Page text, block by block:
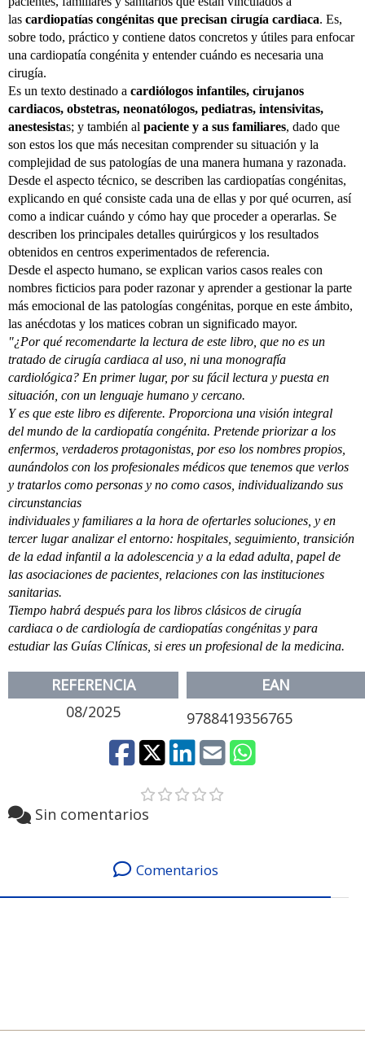
las cardiopatías congénitas que precisan cirugía cardiaca. Es,
sobre todo, práctico y contiene datos concretos y útiles para enfocar
una cardiopatía congénita y entender cuándo es necesaria una
cirugía.
Es un texto destinado a cardiólogos infantiles, cirujanos
cardiacos, obstetras, neonatólogos, pediatras, intensivitas,
anestesistas; y también al paciente y a sus familiares, dado que
son estos los que más necesitan comprender su situación y la
complejidad de sus patologías de una manera humana y razonada.
Desde el aspecto técnico, se describen las cardiopatías congénitas,
explicando en qué consiste cada una de ellas y por qué ocurren, así
como a indicar cuándo y cómo hay que proceder a operarlas. Se
describen los principales detalles quirúrgicos y los resultados
obtenidos en centros experimentados de referencia.
Desde el aspecto humano, se explican varios casos reales con
nombres ficticios para poder razonar y aprender a gestionar la parte
más emocional de las patologías congénitas, porque en este ámbito,
las anécdotas y los matices cobran un significado mayor.
"¿Por qué recomendarte la lectura de este libro, que no es un
tratado de cirugía cardiaca al uso, ni una monografía
cardiológica? En primer lugar, por su fácil lectura y puesta en
situación, con un lenguaje humano y cercano.
Y es que este libro es diferente. Proporciona una visión integral
del mundo de la cardiopatía congénita. Pretende priorizar a los
enfermos, verdaderos protagonistas, por eso los nombres propios,
aunándolos con los profesionales médicos que tenemos que verlos
y tratarlos como personas y no como casos, individualizando sus
circunstancias
individuales y familiares a la hora de ofertarles soluciones, y en
tercer lugar analizar el entorno: hospitales, seguimiento, transición
de la edad infantil a la adolescencia y a la edad adulta, papel de
las asociaciones de pacientes, relaciones con las instituciones
sanitarias.
Tiempo habrá después para los libros clásicos de cirugía
cardiaca o de cardiología de cardiopatías congénitas y para
estudiar las Guías Clínicas, si eres un profesional de la medicina.
REFERENCIA
08/2025
EAN
9788419356765
Sin comentarios
Comentarios